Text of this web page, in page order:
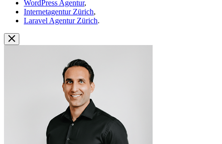
WordPress Agentur,
Internetagentur Zürich,
Laravel Agentur Zürich.